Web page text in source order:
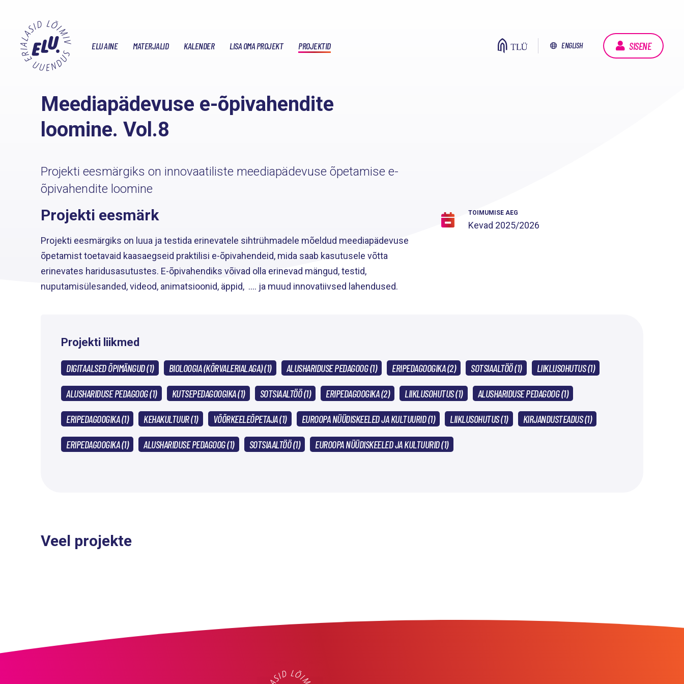
ELU AINE MATERJALID KALENDER LISA OMA PROJEKT PROJEKTID ENGLISH SISENE
Meediapädevuse e-õpivahendite
loomine. Vol.8
Projekti eesmärgiks on innovaatiliste meediapädevuse õpetamise e-
õpivahendite loomine
Projekti eesmärk
Projekti eesmärgiks on luua ja testida erinevatele sihtrühmadele mõeldud meediapädevuse
õpetamist toetavaid kaasaegseid praktilisi e-õpivahendeid, mida saab kasutusele võtta
erinevates haridusasutustes. E-õpivahendiks võivad olla erinevad mängud, testid,
nuputamisülesanded, videod, animatsioonid, äppid, .... ja muud innovatiivsed lahendused.
TOIMUMISE AEG
Kevad 2025/2026
Projekti liikmed
DIGITAALSED ÕPIMÄNGUD (1) BIOLOOGIA (KÕRVALERIALAGA) (1) ALUSHARIDUSE PEDAGOOG (1) ERIPEDAGOOGIKA (2) SOTSIAALTÖÖ (1) LIIKLUSOHUTUS (1)
ALUSHARIDUSE PEDAGOOG (1) KUTSEPEDAGOOGIKA (1) SOTSIAALTÖÖ (1) ERIPEDAGOOGIKA (2) LIIKLUSOHUTUS (1) ALUSHARIDUSE PEDAGOOG (1)
ERIPEDAGOOGIKA (1) KEHAKULTUUR (1) VÕÕRKEELEÕPETAJA (1) EUROOPA NÜÜDISKEELED JA KULTUURID (1) LIIKLUSOHUTUS (1) KIRJANDUSTEADUS (1)
ERIPEDAGOOGIKA (1) ALUSHARIDUSE PEDAGOOG (1) SOTSIAALTÖÖ (1) EUROOPA NÜÜDISKEELED JA KULTUURID (1)
Veel projekte